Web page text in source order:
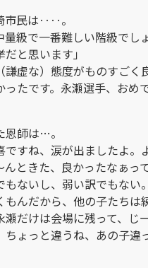
市民は‥‥。
量級で一番難しい階級でし
と思います」
虚な）態度がものすごく
たです。永瀬選手、おめ
恩師は…。
すね、涙が出ましたよ。
ときた、良かったなぁっ
ないし、弱い訳でもない
んだから、他の子たちは
だけは会場に残って、じ
ょっと違うね、あの子違